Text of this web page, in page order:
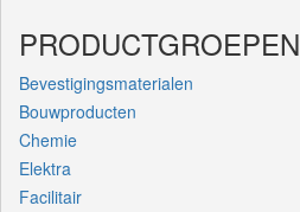
PRODUCTGROEPEN
Bevestigingsmaterialen
Bouwproducten
Chemie
Elektra
Facilitair